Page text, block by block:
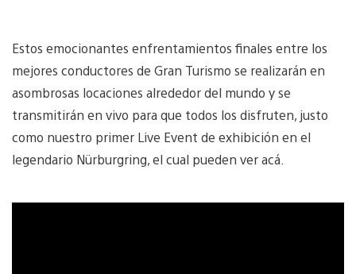
Estos emocionantes enfrentamientos finales entre los
mejores conductores de Gran Turismo se realizarán en
asombrosas locaciones alrededor del mundo y se
transmitirán en vivo para que todos los disfruten, justo
como nuestro primer Live Event de exhibición en el
legendario Nürburgring, el cual pueden ver acá.